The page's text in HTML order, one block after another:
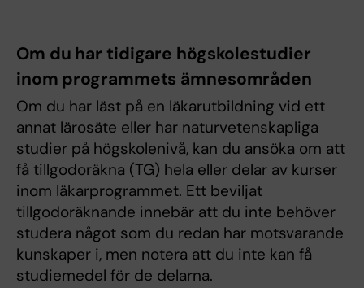
Om du har tidigare högskolestudier
inom programmets ämnesområden
Om du har läst på en läkarutbildning vid ett
annat lärosäte eller har naturvetenskapliga
studier på högskolenivå, kan du ansöka om att
få tillgodoräkna (TG) hela eller delar av kurser
inom läkarprogrammet. Ett beviljat
tillgodoräknande innebär att du inte behöver
studera något som du redan har motsvarande
kunskaper i, men notera att du inte kan få
studiemedel för de delarna.